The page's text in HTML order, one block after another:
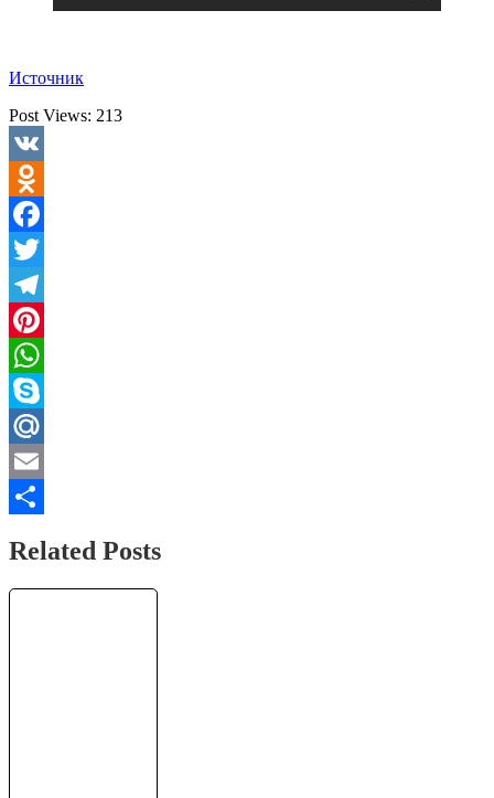
Источник
Post Views: 213
VK
Odnoklassniki
Facebook
Twitter
Telegram
Pinterest
WhatsApp
Skype
Mail.Ru
Email
Related Posts